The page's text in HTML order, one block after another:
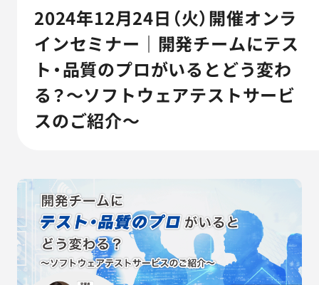
脆弱性リスク管理ツール
TFACT (AIテストツール)
ニュース
AGESTの強み
事例紹介
品質コラム
会社情報
2024年12月24日（火）開催オンラ
インセミナー｜開発チームにテス
ト・品質のプロがいるとどう変わ
る？～ソフトウェアテストサービ
スのご紹介～